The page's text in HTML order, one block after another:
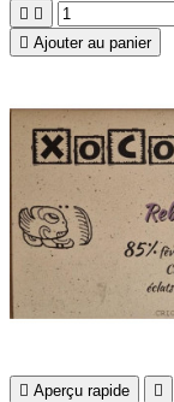
 
 Ajouter au panier
 Aperçu rapide 